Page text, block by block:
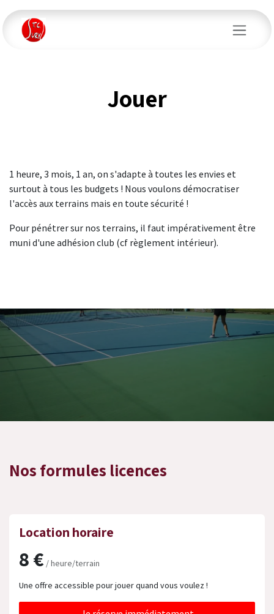
Se rendre au contenu
Jouer
1 heure, 3 mois, 1 an, on s'adapte à toutes les envies et
surtout à tous les budgets ! Nous voulons démocratiser
l'accès aux terrains mais en toute sécurité !
Pour pénétrer sur nos terrains, il faut impérativement être
muni d'une adhésion club (cf règlement intérieur).
Nos formules licences
Location horaire
8 € / heure/terrain
Une offre accessible pour jouer quand vous voulez !